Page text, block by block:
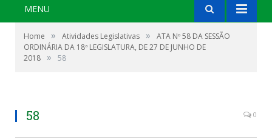
MENU
Home » Atividades Legislativas »
ATA Nº 58 DA SESSÃO
ORDINÁRIA DA 18ª LEGISLATURA, DE 27 DE JUNHO DE
2018 » 58
58 0